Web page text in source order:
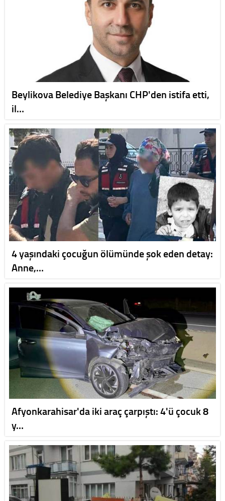
Beylikova Belediye Başkanı CHP'den istifa etti,
il…
4 yaşındaki çocuğun ölümünde şok eden detay:
Anne,…
Afyonkarahisar'da iki araç çarpıştı: 4'ü çocuk 8
y…